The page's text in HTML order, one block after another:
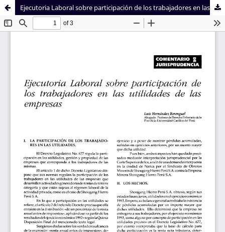
Sistema de
Bibliotecas
Facultad de
Derecho
Ejecutoria Laboral sobre participación de los trabajadores en las utilidades de las empresas